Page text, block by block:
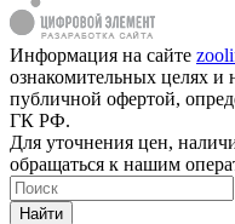
Информация на сайте
ознакомительных целях и
публичной офертой,
ГК РФ.
Для уточнения цен,
обращаться к нашим
Найти